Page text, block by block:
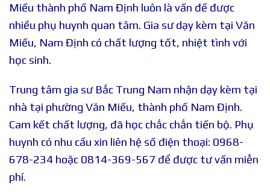
Miếu thành phố Nam Định luôn là vấn đề được
nhiều phụ huynh quan tâm. Gia sư dạy kèm tại Văn
Miếu, Nam Định có chất lượng tốt, nhiệt tình với
học sinh.
Trung tâm gia sư Bắc Trung Nam nhận dạy kèm tại
nhà tại phường Văn Miếu, thành phố Nam Định.
Cam kết chất lượng, đã học chắc chắn tiến bộ. Phụ
huynh có nhu cầu xin liên hệ số điện thoại: 0968-
678-234 hoặc 0814-369-567 để được tư vấn miễn
phí.